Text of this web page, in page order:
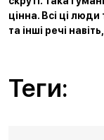
цінна. Всі ці
та інші речі
Теги: